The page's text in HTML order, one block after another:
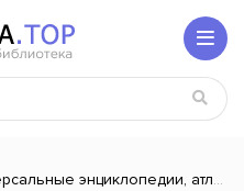
атласы, словари для школьников